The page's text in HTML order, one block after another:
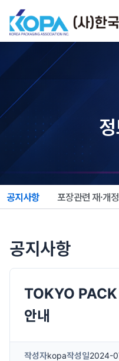
너
공지사항 포장관련 재·개
공지사항
TOKYO
안내
작성자kopa작성일2024-